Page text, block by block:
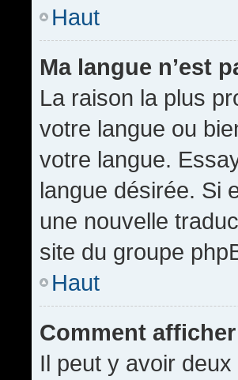
Haut
Ma langue n’est
La raison la plus
votre langue ou
votre langue.
langue désirée. Si
une nouvelle
site du groupe
Haut
Comment
Il peut y avoir